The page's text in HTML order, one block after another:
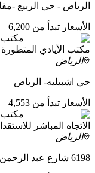
الرياض - حي الربيع -
الأسعار تبدأ من 6,200
مكتب
مكتب الأيادي المتطورة
الرياض
حي اشبيليه- الرياض
الأسعار تبدأ من 4,553
مكتب
الاتجاه المباشر
الرياض
6198 شارع عبد الرحمن الغافقي، القدس، الرياض 13214